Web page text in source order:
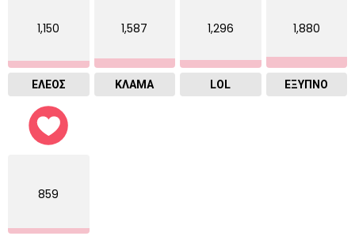
1,150
ΕΛΕΟΣ
1,587
ΚΛΑΜΑ
1,296
LOL
1,880
ΈΞΥΠΝΟ
859